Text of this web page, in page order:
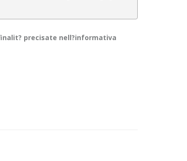
che il sito raccoglie e su come le usa.
precisate nell?informativa